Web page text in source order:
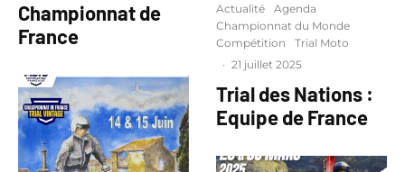
Championnat de
France
Actualité
Agenda
Championnat du Monde
Compétition
Trial Moto
· 21 juillet 2025
Trial des Nations :
Equipe de France